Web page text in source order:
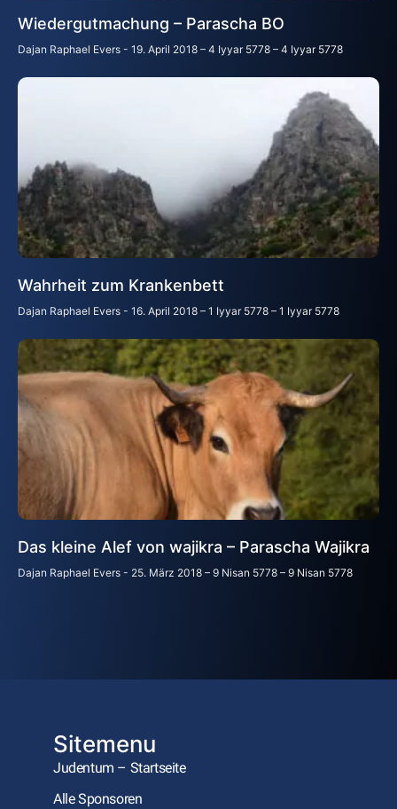
Wiedergutmachung – Parascha BO
Dajan Raphael Evers 19. April 2018 – 4 Iyyar 5778 – 4 Iyyar 5778
Wahrheit zum Krankenbett
Dajan Raphael Evers 16. April 2018 – 1 Iyyar 5778 – 1 Iyyar 5778
Das kleine Alef von wajikra – Parascha Wajikra
Dajan Raphael Evers 25. März 2018 – 9 Nisan 5778 – 9 Nisan 5778
Sitemenu
Judentum – Startseite
Alle Sponsoren